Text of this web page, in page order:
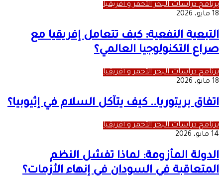
برنامج دراسات البحر الأحمر و أفريقيا
18 مايو، 2026
التبعية النفعية: كيف تتعامل إفريقيا مع
صراع التكنولوجيا العالمي؟
برنامج دراسات البحر الأحمر و أفريقيا
18 مايو، 2026
اتفاق بريتوريا.. كيف يتآكل السلام في إثيوبيا؟
برنامج دراسات البحر الأحمر و أفريقيا
14 مايو، 2026
الدولة المأزومة: لماذا تفشل النظم
المتعاقبة في السودان في إنهاء الأزمات؟